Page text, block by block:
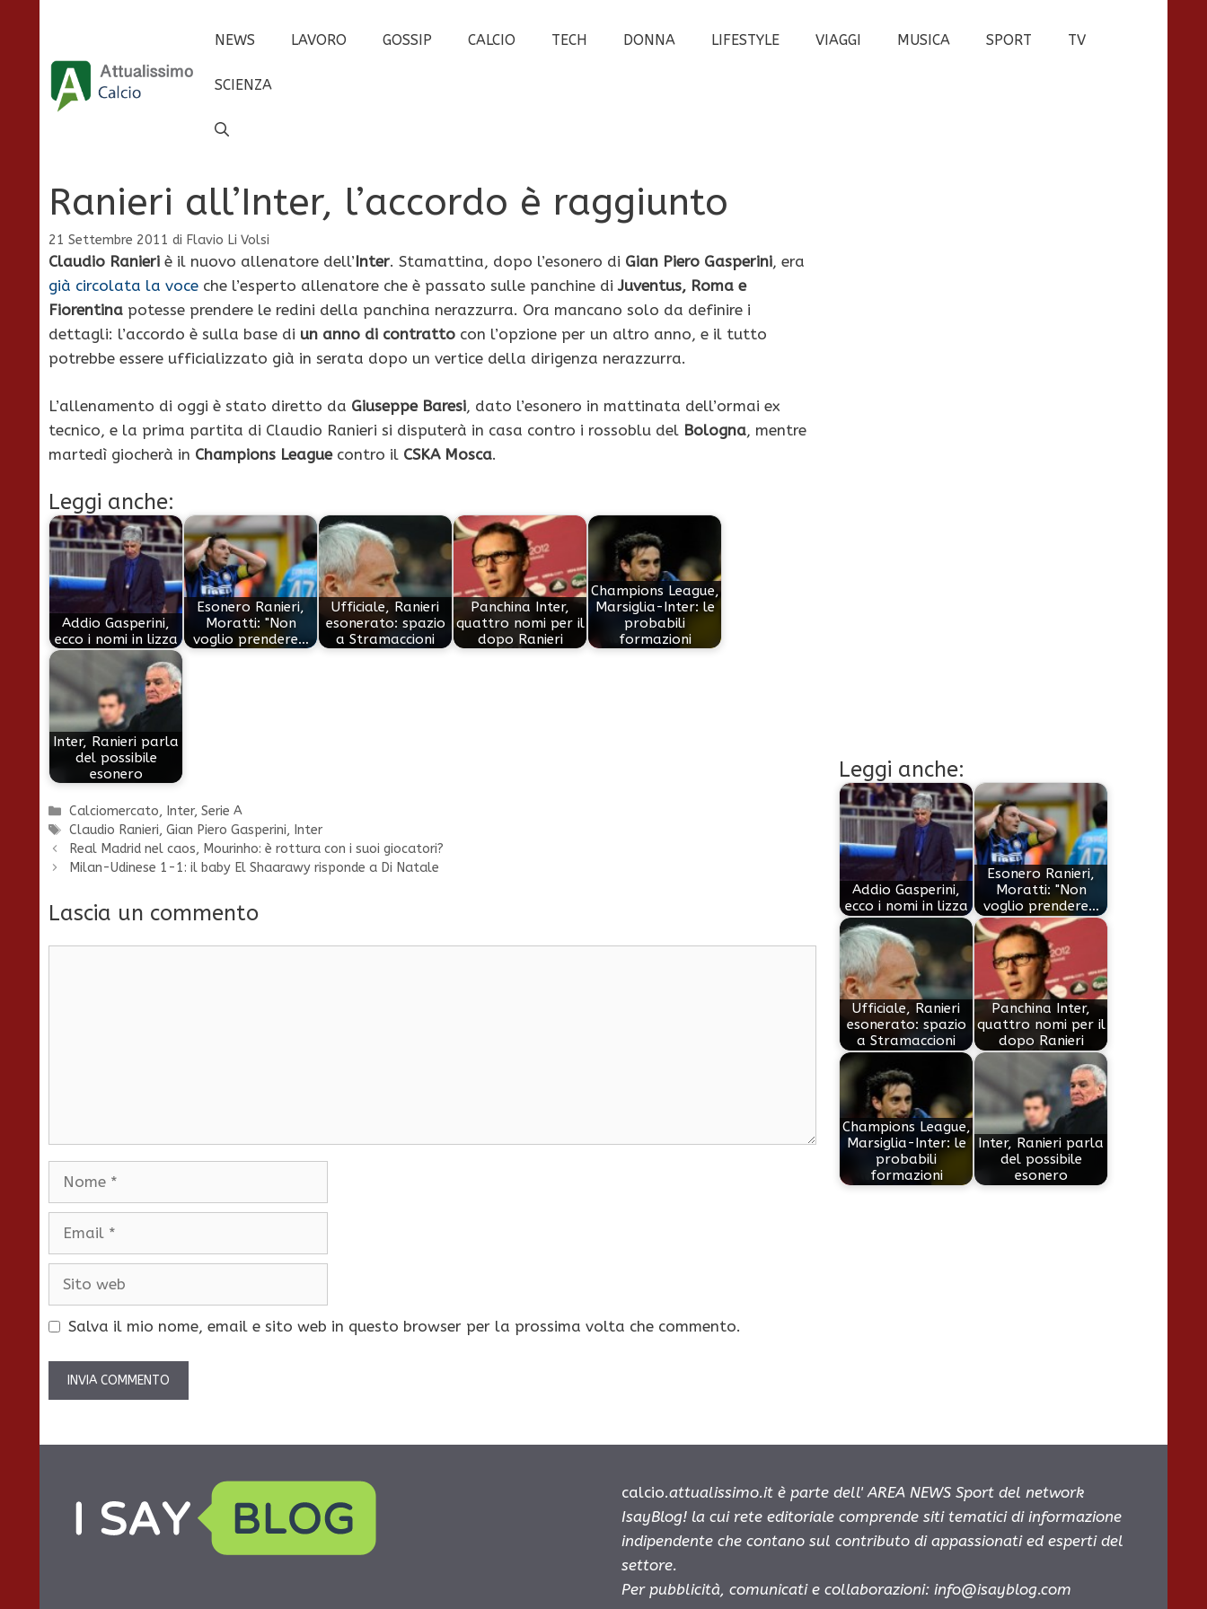
contenuto
NEWS LAVORO GOSSIP CALCIO TECH DONNA LIFESTYLE VIAGGI MUSICA SPORT TV
SCIENZA
Ranieri all’Inter, l’accordo è raggiunto
21 Settembre 2011 di Flavio Li Volsi
Claudio Ranieri è il nuovo allenatore dell’Inter. Stamattina, dopo l’esonero di Gian Piero Gasperini, era
già circolata la voce che l’esperto allenatore che è passato sulle panchine diJuventus, Roma e
Fiorentina potesse prendere le redini della panchina nerazzurra. Ora mancano solo da definire i
dettagli: l’accordo è sulla base di un anno di contratto con l’opzione per un altro anno, e il tutto
potrebbe essere ufficializzato già in serata dopo un vertice della dirigenza nerazzurra.
L’allenamento di oggi è stato diretto da Giuseppe Baresi, dato l’esonero in mattinata dell’ormai ex
tecnico, e la prima partita di Claudio Ranieri si disputerà in casa contro i rossoblu del Bologna, mentre
martedì giocherà in Champions Leaguecontro il CSKA Mosca.
Leggi anche:
Addio Gasperini,
ecco i nomi in lizza
Esonero Ranieri,
Moratti: "Non
voglio prendere…
Ufficiale, Ranieri
esonerato: spazio
a Stramaccioni
Panchina Inter,
quattro nomi per il
dopo Ranieri
Champions League,
Marsiglia-Inter: le
probabili
formazioni
Inter, Ranieri parla
del possibile
esonero
Categorie
Calciomercato, Inter,Serie A
Tag
Claudio Ranieri,Gian Piero Gasperini, Inter
Real Madrid nel caos, Mourinho: è rottura con i suoi giocatori?
Milan-Udinese 1-1: il baby El Shaarawy risponde a Di Natale
Lascia un commento
Salva il mio nome, email e sito web in questo browser per la prossima volta che commento.
Leggi anche:
Addio Gasperini,
ecco i nomi in lizza
Esonero Ranieri,
Moratti: "Non
voglio prendere…
Ufficiale, Ranieri
esonerato: spazio
a Stramaccioni
Panchina Inter,
quattro nomi per il
dopo Ranieri
Champions League,
Marsiglia-Inter: le
probabili
formazioni
Inter, Ranieri parla
del possibile
esonero
calcio.attualissimo.it è parte dell' AREA NEWS Sport del network
IsayBlog! la cui rete editoriale comprende siti tematici di informazione
indipendente che contano sul contributo di appassionati ed esperti del
settore.
Per pubblicità, comunicati e collaborazioni: info@isayblog.com